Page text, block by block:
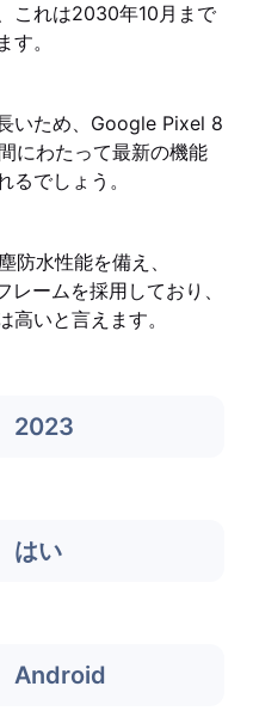
これは2030年10月まで
。
いため、Google Pixel 8
にわたって最新の機能
るでしょう。
防水性能を備え、
ームを採用しており、
高いと言えます。
2023
はい
Android